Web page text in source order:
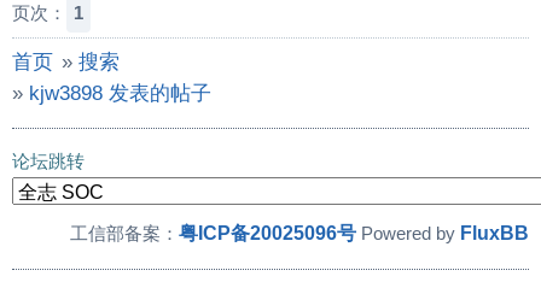
页次： 1
首页 » 搜索
» kjw3898 发表的帖子
论坛跳转
工信部备案： 粤ICP备20025096号 Powered by FluxBB